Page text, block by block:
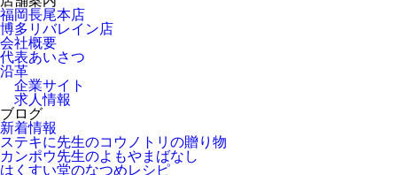
福岡長尾本店
博多リバレイン店
会社概要
代表あいさつ
沿革
企業サイト
求人情報
ブログ
新着情報
ステキに先生のコウノトリの贈り物
カンポウ先生のよもやまばなし
はくすい堂のなつめレシピ